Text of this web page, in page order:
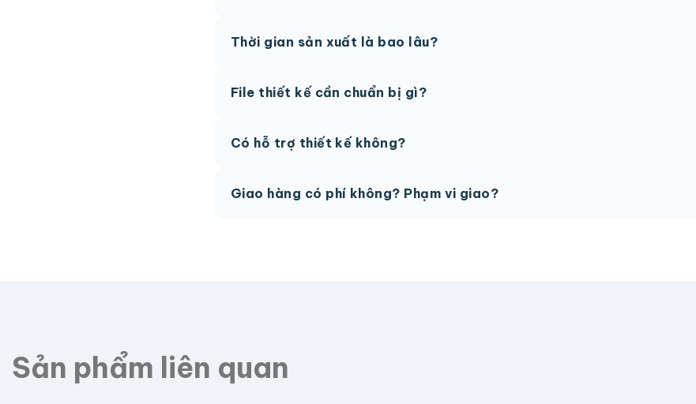
thức.
Thời gian sản xuất là bao lâu?
hệ để được tư vấn.
File thiết kế cần chuẩn bị gì?
phí.
Có hỗ trợ thiết kế không?
Giao hàng có phí không? Phạm vi giao?
Sản phẩm liên quan